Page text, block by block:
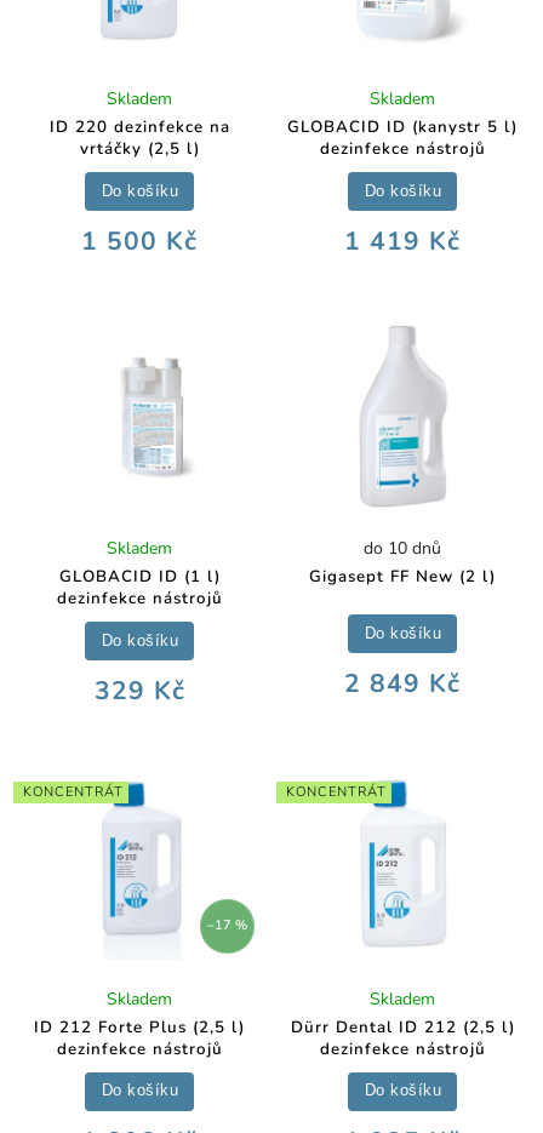
ID 220 dezinfekce na
vrtáčky (2,5 l)
Skladem
1 500 Kč
Do košíku
GLOBACID ID (kanystr 5 l)
dezinfekce nástrojů
Skladem
1 419 Kč
Do košíku
GLOBACID ID (1 l)
dezinfekce nástrojů
Skladem
329 Kč
Do košíku
Gigasept FF New (2 l)
do 10 dnů
2 849 Kč
Do košíku
KONCENTRÁT
–17 %
ID 212 Forte Plus (2,5 l)
dezinfekce nástrojů
Skladem
Do košíku
KONCENTRÁT
Dürr Dental ID 212 (2,5 l)
dezinfekce nástrojů
Skladem
Do košíku